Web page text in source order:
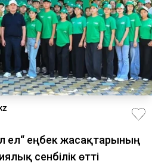
ел“ еңбек жасақтарының
сенбілік өтті